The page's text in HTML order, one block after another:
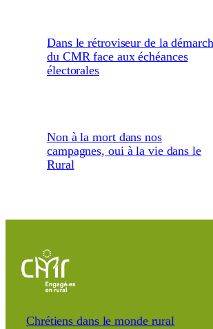
Dans le rétroviseur de la
du CMR face aux échéances
électorales
Non à la mort dans nos
campagnes, oui à la vie dans le
Rural
Chrétiens dans le monde rural